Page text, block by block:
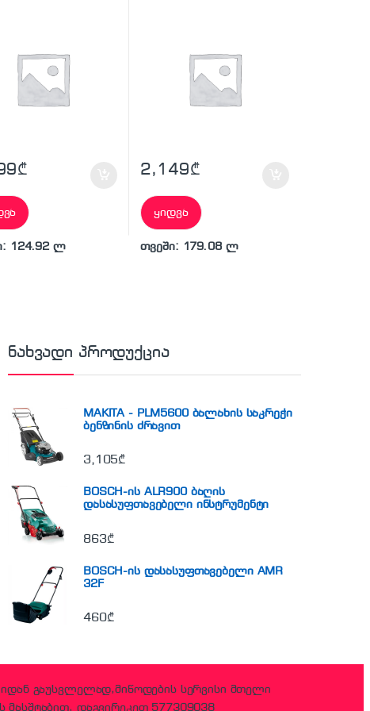
₾
124.92 ლ
2,149₾
ყიდვა
თვეში: 179.08 ლ
ნახვადი პროდუქცია
MAKITA - PLM5600 ბალახის საკრეჭი
ბენზინის ძრავით
3,105₾
BOSCH-ის ALR900 ბაღის
დასასუფთავებელი ინსტრუმენტი
863₾
BOSCH-ის დასასუფთავებელი AMR
32F
460₾
გაუსვლელად,მიწოდების სერვისი მთელი
მასშტაბით, დაგვირეკეთ 577309038